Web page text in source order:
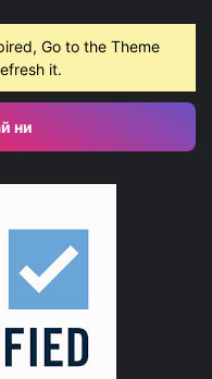
Go to the Theme
it.
ни